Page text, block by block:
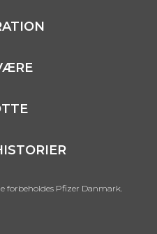
forbeholdes Pfizer Danmark.